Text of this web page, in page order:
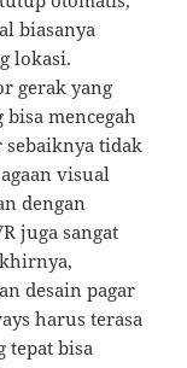
biasanya
lokasi.
gerak yang
mencegah
sebaiknya tidak
visual
dengan
juga sangat
desain pagar
harus terasa
tepat bisa